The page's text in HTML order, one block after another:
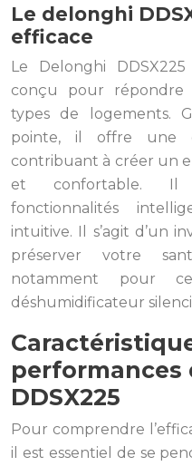
Le delonghi
efficace
Le Delonghi
conçu pour répondre
types de logements.
pointe, il offre une
contribuant à créer un
et confortable. Il
fonctionnalités
intuitive. Il s’agit d’un
préserver votre
notamment pour
déshumidificateur
performances
DDSX225
Pour comprendre
il est essentiel de se